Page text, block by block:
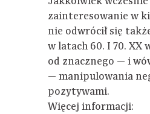
zainteresowanie w
nie odwrócił się
w latach 60. I 70. XX
od znacznego — i
— manipulowania
pozytywami.
Więcej informacji: